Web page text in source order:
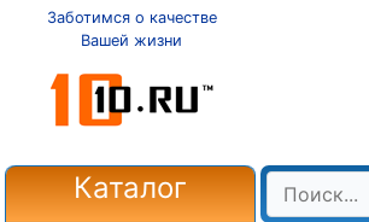
Заботимся о качестве
Вашей жизни
Каталог